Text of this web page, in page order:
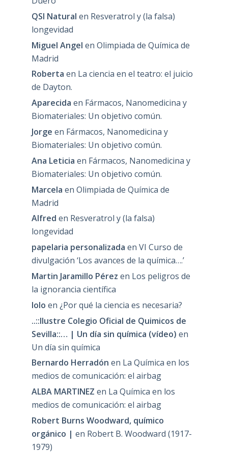
QSI Natural en Resveratrol y (la falsa)
longevidad
Miguel Angel en Olimpiada de Química de
Madrid
Roberta en La ciencia en el teatro: el juicio
de Dayton.
Aparecida en Fármacos, Nanomedicina y
Biomateriales: Un objetivo común.
Jorge en Fármacos, Nanomedicina y
Biomateriales: Un objetivo común.
Ana Leticia en Fármacos, Nanomedicina y
Biomateriales: Un objetivo común.
Marcela en Olimpiada de Química de
Madrid
Alfred en Resveratrol y (la falsa)
longevidad
papelaria personalizada en VI Curso de
divulgación ‘Los avances de la química….’
Martin Jaramillo Pérez en Los peligros de
la ignorancia científica
lolo en ¿Por qué la ciencia es necesaria?
..::Ilustre Colegio Oficial de Quimicos de
Sevilla::… | Un día sin química (vídeo) en
Un día sin química
Bernardo Herradón en La Química en los
medios de comunicación: el airbag
ALBA MARTINEZ en La Química en los
medios de comunicación: el airbag
Robert Burns Woodward, químico
orgánico | en Robert B. Woodward (1917-
1979)